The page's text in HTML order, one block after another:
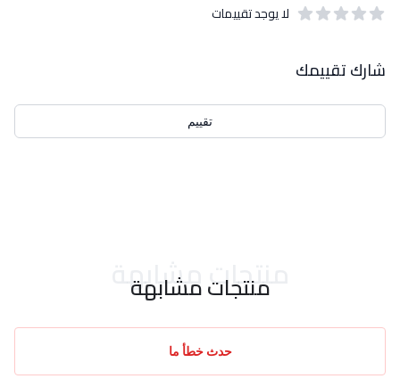
لا يوجد تقييمات
شارك تقييمك
تقييم
منتجات مشابهة
منتجات مشابهة
حدث خطأ ما